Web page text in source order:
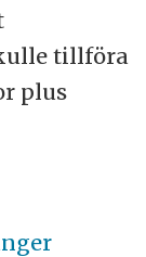
tillföra
plus